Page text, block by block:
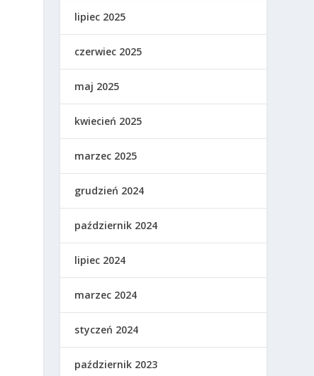
lipiec 2025
czerwiec 2025
maj 2025
kwiecień 2025
marzec 2025
grudzień 2024
październik 2024
lipiec 2024
marzec 2024
styczeń 2024
październik 2023